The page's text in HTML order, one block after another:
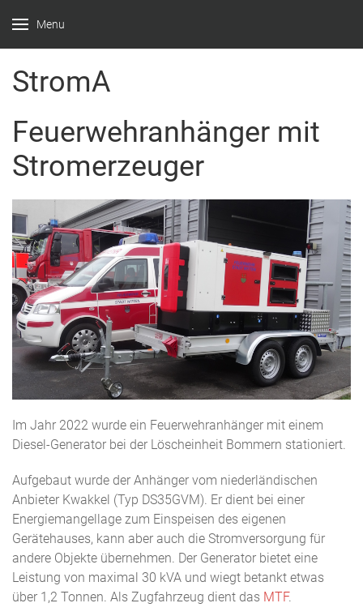
Menu
Bommern
StromA
Feuerwehranhänger mit
Stromerzeuger
Im Jahr 2022 wurde ein Feuerwehranhänger mit einem
Diesel-Generator bei der Löscheinheit Bommern stationiert.
Aufgebaut wurde der Anhänger vom niederländischen
Anbieter Kwakkel (Typ DS35GVM). Er dient bei einer
Energiemangellage zum Einspeisen des eigenen
Gerätehauses, kann aber auch die Stromversorgung für
andere Objekte übernehmen. Der Generator bietet eine
Leistung von maximal 30 kVA und wiegt betankt etwas
über 1,2 Tonnen. Als Zugfahrzeug dient das MTF.